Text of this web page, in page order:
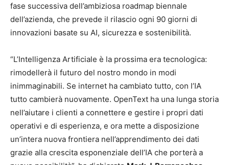
fase successiva dell’ambiziosa roadmap biennale
dell’azienda, che prevede il rilascio ogni 90 giorni di
innovazioni basate su AI, sicurezza e sostenibilità.
“L’Intelligenza Artificiale è la prossima era tecnologica:
rimodellerà il futuro del nostro mondo in modi
inimmaginabili. Se internet ha cambiato tutto, con l’IA
tutto cambierà nuovamente. OpenText ha una lunga storia
nell’aiutare i clienti a connettere e gestire i propri dati
operativi e di esperienza, e ora mette a disposizione
un’intera nuova frontiera nell’apprendimento dei dati
grazie alla crescita esponenziale dell’IA che porterà a